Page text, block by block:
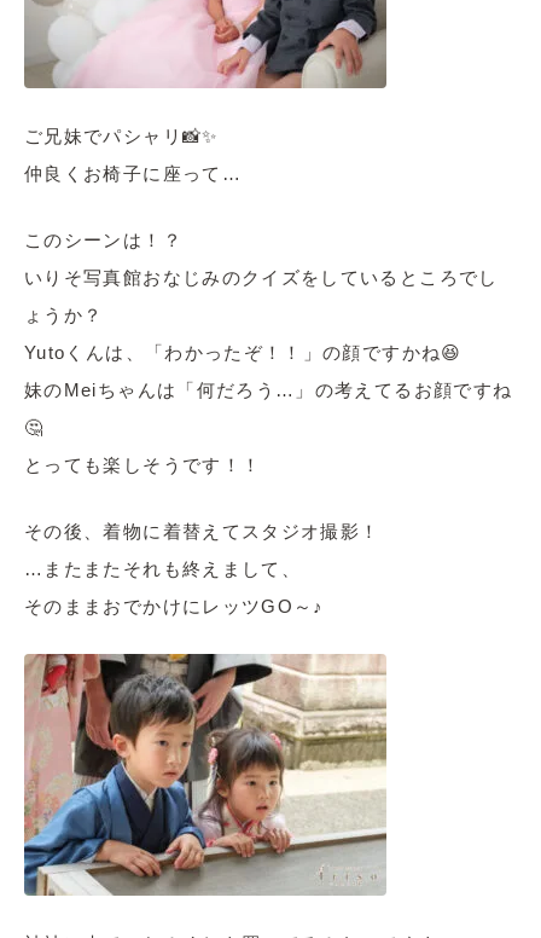
ご兄妹でパシャリ📸✨
仲良くお椅子に座って…
このシーンは！？
いりそ写真館おなじみのクイズをしているところでし
ょうか？
Yutoくんは、「わかったぞ！！」の顔ですかね😆
妹のMeiちゃんは「何だろう…」の考えてるお顔ですね
🤔
とっても楽しそうです！！
その後、着物に着替えてスタジオ撮影！
…またまたそれも終えまして、
そのままおでかけにレッツGO～♪